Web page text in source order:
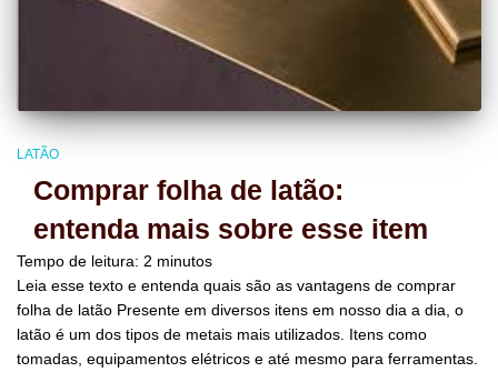
LATÃO
Comprar folha de latão:
entenda mais sobre esse item
Tempo de leitura: 2 minutos
Leia esse texto e entenda quais são as vantagens de comprar
folha de latão Presente em diversos itens em nosso dia a dia, o
latão é um dos tipos de metais mais utilizados. Itens como
tomadas, equipamentos elétricos e até mesmo para ferramentas.